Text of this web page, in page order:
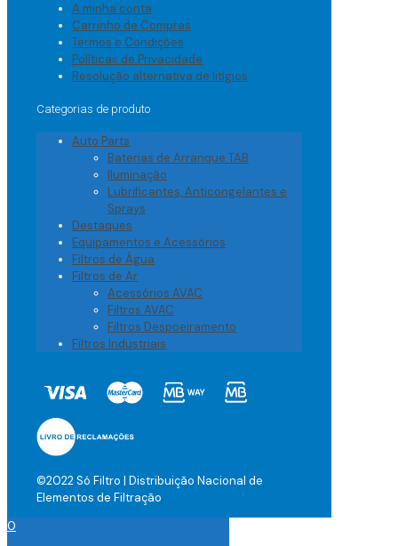
A minha conta
Carrinho de Compras
Termos e Condições
Políticas de Privacidade
Resolução alternativa de litígios
Categorias de produto
Auto Parts
Baterias de Arranque TAB
Iluminação
Lubrificantes, Anticongelantes e
Sprays
Destaques
Equipamentos e Acessórios
Filtros de Água
Filtros de Ar
Acessórios AVAC
Filtros AVAC
Filtros Despoeiramento
Filtros Industriais
©2022 Só Filtro | Distribuição Nacional de
Elementos de Filtração
0